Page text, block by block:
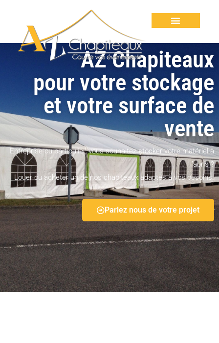
AZ Chapiteaux
pour votre stockage
et votre surface de
vente
Entreprise ou particulier, vous souhaitez stocker votre matériel à
l’abris ?
Louer ou acheter un de nos chapiteaux adaptés à vos besoins.
Parlez nous de votre projet